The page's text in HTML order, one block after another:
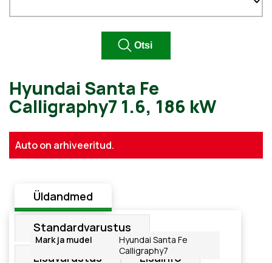
Hyundai Santa Fe
Auto on arhiveeritud.
Üldandmed
Standardvarustus
Lisavarustus Lisainfo
Mark ja mudel
Hyundai Santa Fe
Calligraphy7